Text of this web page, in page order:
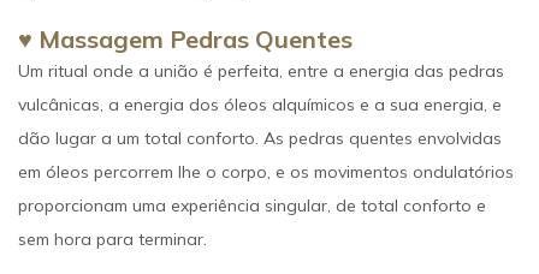
♥ Massagem Pedras Quentes
Um ritual onde a união é perfeita, entre a energia das pedras
vulcânicas, a energia dos óleos alquímicos e a sua energia, e
dão lugar a um total conforto. As pedras quentes envolvidas
em óleos percorrem lhe o corpo, e os movimentos ondulatórios
proporcionam uma experiência singular, de total conforto e
sem hora para terminar.